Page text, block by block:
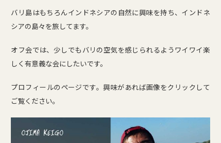
バリ島はもちろんインドネシアの自然に興味を持ち、インドネ
シアの島々を旅してます。
オフ会では、少しでもバリの空気を感じられるようワイワイ楽
しく有意義な会にしたいです。
プロフィールのページです。興味があれば画像をクリックして
ご覧ください。